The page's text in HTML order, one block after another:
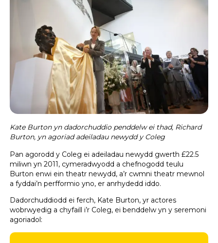
Kate Burton yn dadorchuddio penddelw ei thad, Richard
Burton, yn agoriad adeiladau newydd y Coleg
Pan agorodd y Coleg ei adeiladau newydd gwerth £22.5
miliwn yn 2011, cymeradwyodd a chefnogodd teulu
Burton enwi ein theatr newydd, a’r cwmni theatr mewnol
a fyddai’n perfformio yno, er anrhydedd iddo.
Dadorchuddiodd ei ferch, Kate Burton, yr actores
wobrwyedig a chyfaill i’r Coleg, ei benddelw yn y seremoni
agoriadol: